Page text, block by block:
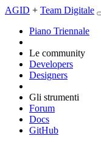
AGID + Team Digitale
Piano Triennale
Le community
Developers
Designers
Gli strumenti
Forum
Docs
GitHub